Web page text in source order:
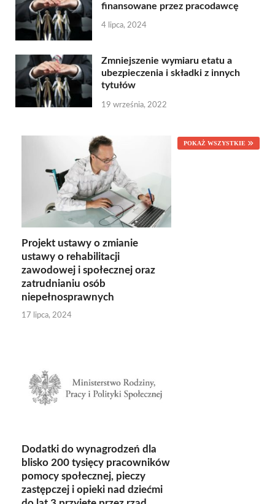
finansowane przez pracodawcę
4 lipca, 2024
Zmniejszenie wymiaru etatu a
ubezpieczenia i składki z innych
tytułów
19 września, 2022
POKAŻ WSZYSTKIE
Projekt ustawy o zmianie
ustawy o rehabilitacji
zawodowej i społecznej oraz
zatrudnianiu osób
niepełnosprawnych
17 lipca, 2024
Dodatki do wynagrodzeń dla
blisko 200 tysięcy pracowników
pomocy społecznej, pieczy
zastępczej i opieki nad dziećmi